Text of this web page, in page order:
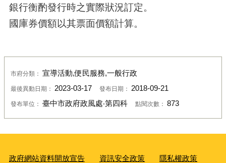
銀行衡酌發行時之實際狀況訂定。
國庫券價額以其票面價額計算。
市府分類： 宣導活動,便民服務,一般行政
最後異動日期： 2023-03-17 發布日期： 2018-09-21
發布單位： 臺中市政府政風處‧第四科 點閱次數： 873
政府網站資料開放宣告 資訊安全政策 隱私權政策